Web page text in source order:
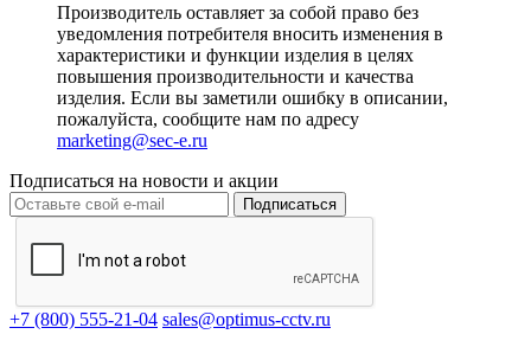
Производитель оставляет за собой право без
уведомления потребителя вносить изменения в
характеристики и функции изделия в целях
повышения производительности и качества
изделия. Если вы заметили ошибку в описании,
пожалуйста, сообщите нам по адресу
marketing@sec-e.ru
Подписаться на новости и акции
Подписаться
+7 (800) 555-21-04 sales@optimus-cctv.ru